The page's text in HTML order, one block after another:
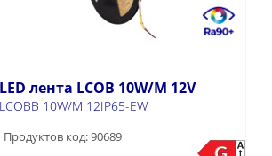
LED лента LCOB 10W/M 12V
LCOBB 10W/M 12IP65-EW
Продуктов код: 90689